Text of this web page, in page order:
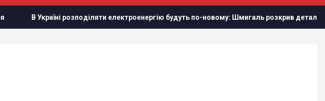
В Україні розподіляти електроенергію будуть по-новому: Шмигаль розкрив деталі